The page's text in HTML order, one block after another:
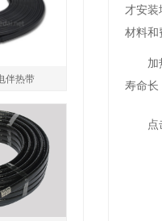
才安
材料和
寿命长
伴热带